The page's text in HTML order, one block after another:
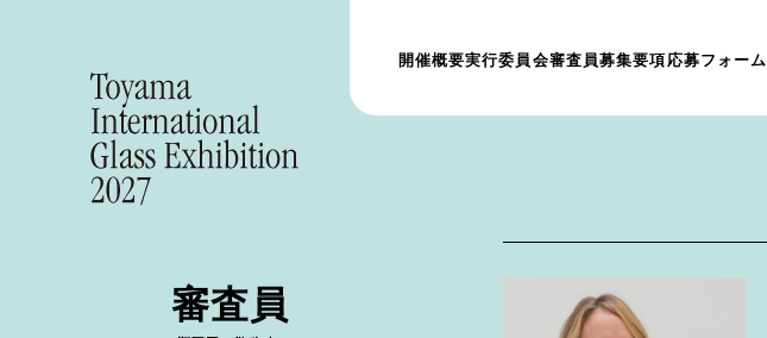
開催概要実行委員会審査員募集要項 応募フォーム
審査員